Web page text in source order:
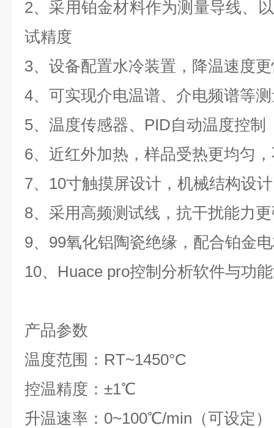
2、采用铂金材料作为测量导线、
试精度
3、设备配置水冷装置，降温速度
4、可实现介电温谱、介电频谱等
5、温度传感器、PID自动温度控制
6、近红外加热，样品受热更均匀
7、10寸触摸屏设计，机械结构设
8、采用高频测试线，抗干扰能力
9、99氧化铝陶瓷绝缘，配合铂金
10、Huace pro控制分析软件与功
产品参数
温度范围：RT~1450°C
控温精度：±1℃
升温速率：0~100℃/min（可设定）